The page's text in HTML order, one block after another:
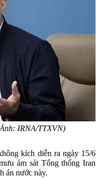
IRNA/TTXVN)
kích diễn ra ngày 15/6
ám sát Tổng thống Iran
án nước này.